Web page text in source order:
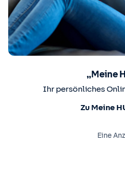
„Meine
Ihr persönliches
Zu Meine
Eine